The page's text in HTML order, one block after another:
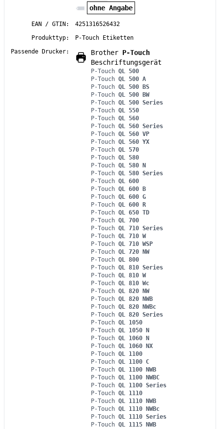
ohne Angabe
EAN / GTIN:
4251316526432
Produkttyp:
P-Touch Etiketten
Passende Drucker:
Brother P-Touch
Beschriftungsgerät
P-Touch QL 500
P-Touch QL 500 A
P-Touch QL 500 BS
P-Touch QL 500 BW
P-Touch QL 500 Series
P-Touch QL 550
P-Touch QL 560
P-Touch QL 560 Series
P-Touch QL 560 VP
P-Touch QL 560 YX
P-Touch QL 570
P-Touch QL 580
P-Touch QL 580 N
P-Touch QL 580 Series
P-Touch QL 600
P-Touch QL 600 B
P-Touch QL 600 G
P-Touch QL 600 R
P-Touch QL 650 TD
P-Touch QL 700
P-Touch QL 710 Series
P-Touch QL 710 W
P-Touch QL 710 WSP
P-Touch QL 720 NW
P-Touch QL 800
P-Touch QL 810 Series
P-Touch QL 810 W
P-Touch QL 810 Wc
P-Touch QL 820 NW
P-Touch QL 820 NWB
P-Touch QL 820 NWBc
P-Touch QL 820 Series
P-Touch QL 1050
P-Touch QL 1050 N
P-Touch QL 1060 N
P-Touch QL 1060 NX
P-Touch QL 1100
P-Touch QL 1100 C
P-Touch QL 1100 NWB
P-Touch QL 1100 NWBC
P-Touch QL 1100 Series
P-Touch QL 1110
P-Touch QL 1110 NWB
P-Touch QL 1110 NWBc
P-Touch QL 1110 Series
P-Touch QL 1115 NWB